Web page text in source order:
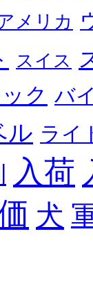
メリカ
スイス
ク バ
ル ライ
入荷
犬